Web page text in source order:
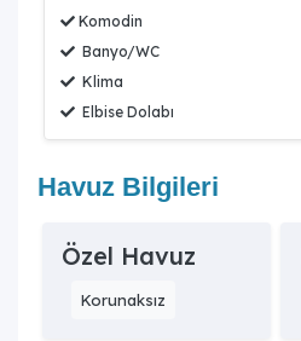
Komodin
Banyo/WC
Klima
Elbise Dolabı
Havuz Bilgileri
Özel Havuz
Korunaksız